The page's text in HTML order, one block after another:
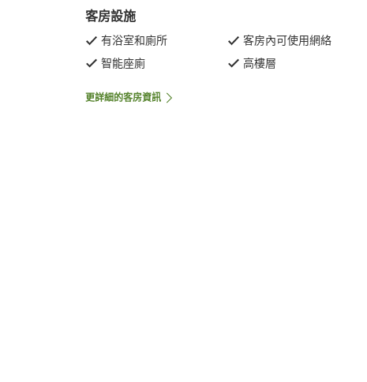
客房設施
有浴室和廁所
客房內可使用網絡
智能座廁
高樓層
更詳細的客房資訊